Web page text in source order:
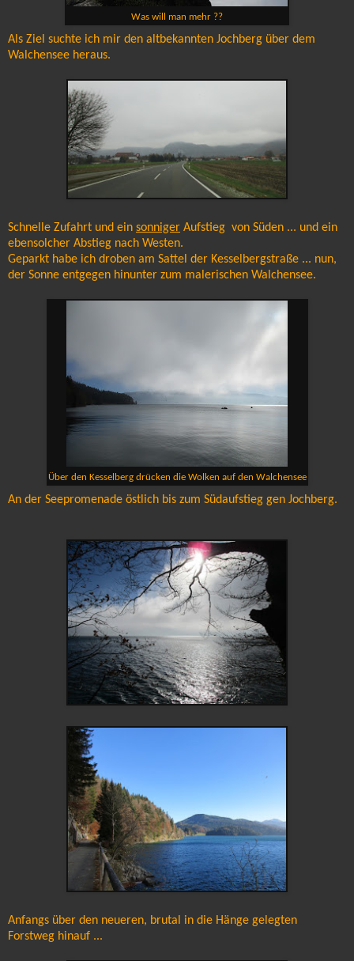
Was will man mehr ??
Als Ziel suchte ich mir den altbekannten Jochberg über dem
Walchensee heraus.
Schnelle Zufahrt und ein sonniger Aufstieg von Süden ... und ein
ebensolcher Abstieg nach Westen.
Geparkt habe ich droben am Sattel der Kesselbergstraße ... nun,
der Sonne entgegen hinunter zum malerischen Walchensee.
Über den Kesselberg drücken die Wolken auf den Walchensee
An der Seepromenade östlich bis zum Südaufstieg gen Jochberg.
Anfangs über den neueren, brutal in die Hänge gelegten
Forstweg hinauf ...